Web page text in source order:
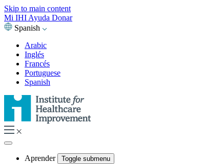
Skip to main content
Mi IHI Ayuda Donar
Spanish
Arabic
Inglés
Francés
Portuguese
Spanish
Aprender Toggle submenu